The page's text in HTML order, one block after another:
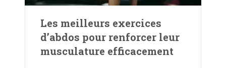
Les meilleurs exercices
d’abdos pour renforcer leur
musculature efficacement